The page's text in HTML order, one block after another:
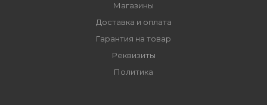
Магазины
Доставка и оплата
Гарантия на товар
Реквизиты
Политика